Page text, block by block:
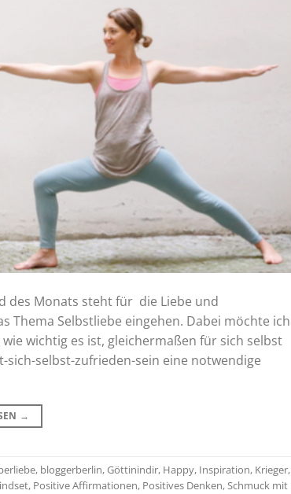
des Monats steht für die Liebe und
Thema Selbstliebe eingehen. Dabei möchte ich
wichtig es ist, gleichermaßen für sich selbst
selbst-zufrieden-sein eine notwendige
→
, bloggerberlin,Göttinindir, Happy, Inspiration, Krieger,
, Positive Affirmationen, Positives Denken,Schmuck mit